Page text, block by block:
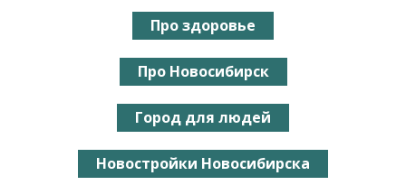
Про здоровье
Про Новосибирск
Город для людей
Новостройки Новосибирска